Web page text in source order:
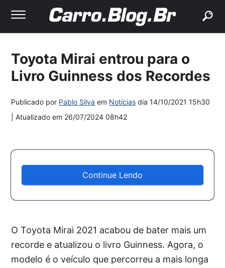
Toyota Mirai entrou para o
Livro Guinness dos Recordes
Publicado por Pablo Silva em Notícias dia14/10/2021 15h30
| Atualizado em 26/07/2024 08h42
Continue Lendo
O Toyota Mirai 2021 acabou de bater mais um
recorde e atualizou o livro Guinness. Agora, o
modelo é o veículo que percorreu a mais longa